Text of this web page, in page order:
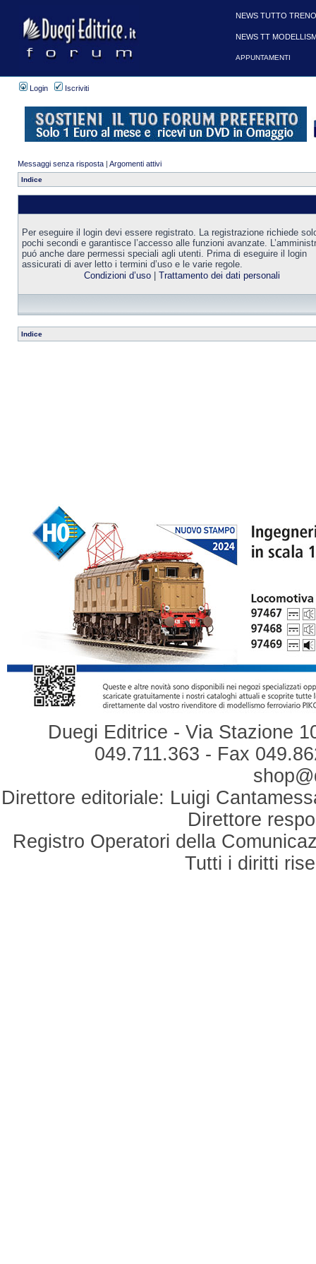
Login Iscriviti
Messaggi senza risposta | Argomenti attivi
Indice
Per eseguire il login devi essere registrato. La registrazione richiede
pochi secondi e garantisce l’accesso alle funzioni avanzate.
puó anche dare permessi speciali agli utenti. Prima di eseguire il login
assicurati di aver letto i termini d’uso e le varie regole.
Condizioni d’uso| Trattamento dei dati personali
Indice
Duegi Editrice - Via Stazione
049.711.363 - Fax
Direttore editoriale: Luigi
Direttore
Registro Operatori della
Tutti i diritti
NEWS TUTTO
NEWS TT
APPUNTAMENTI